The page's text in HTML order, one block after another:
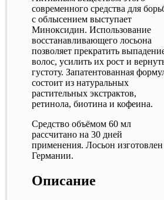
современного средства для
с облысением выступает
Миноксидин. Использование
восстанавливающего лосьона
позволяет прекратить
волос, усилить их рост и
густоту. Запатентованная
состоит из натуральных
растительных экстрактов,
ретинола, биотина и кофеина.
Средство объёмом 60 мл
рассчитано на 30 дней
применения. Лосьон изготовлен
Германии.
Описание